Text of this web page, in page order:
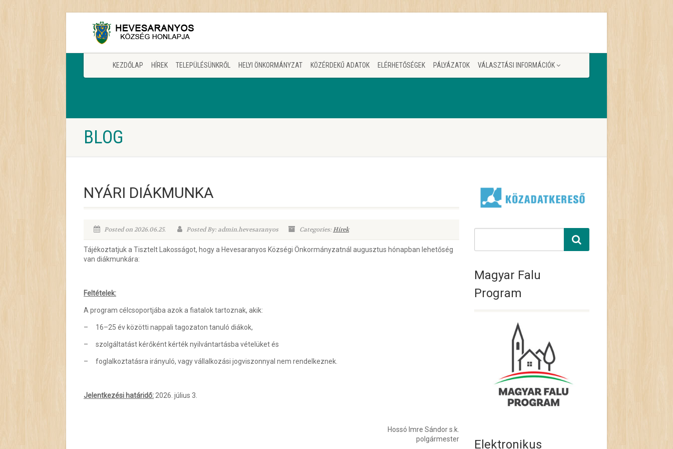
KEZDŐLAP HÍREK TELEPÜLÉSÜNKRŐL HELYI ÖNKORMÁNYZAT KÖZÉRDEKŰ ADATOK ELÉRHETŐSÉGEK PÁLYÁZATOK VÁLASZTÁSI INFORMÁCIÓK
BLOG
NYÁRI DIÁKMUNKA
Posted on 2026.06.25. Posted By: admin.hevesaranyos Categories:Hírek
Tájékoztatjuk a Tisztelt Lakosságot, hogy a Hevesaranyos Községi Önkormányzatnál augusztus hónapban lehetőség
van diákmunkára:
Feltételek:
A program célcsoportjába azok a fiatalok tartoznak, akik:
– 16–25 év közötti nappali tagozaton tanuló diákok,
– szolgáltatást kérőként kérték nyilvántartásba vételüket és
– foglalkoztatásra irányuló, vagy vállalkozási jogviszonnyal nem rendelkeznek.
Jelentkezési határidő: 2026. július 3.
Hossó Imre Sándor s.k.
polgármester
Magyar Falu
Program
Elektronikus